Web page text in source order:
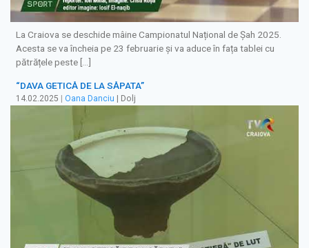
La Craiova se deschide mâine Campionatul Național de Șah 2025.
Acesta se va încheia pe 23 februarie și va aduce în fața tablei cu
pătrățele peste […]
“DAVA GETICĂ DE LA SĂPATA”
14.02.2025 Oana Danciu | Dolj